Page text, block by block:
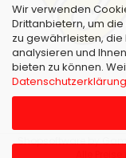
Wir verwenden
Drittanbietern, um
zu gewährleisten,
analysieren und
bieten zu können.
Datenschutzerklärung
Shopsoftwareby
Alle